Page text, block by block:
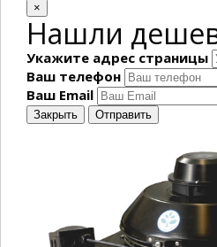
×
Нашли
Укажите адрес страницы
Ваш телефон
Ваш Email
Закрыть Отправить